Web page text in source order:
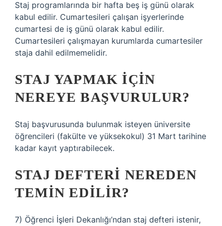
Staj programlarında bir hafta beş iş günü olarak
kabul edilir. Cumartesileri çalışan işyerlerinde
cumartesi de iş günü olarak kabul edilir.
Cumartesileri çalışmayan kurumlarda cumartesiler
staja dahil edilmemelidir.
STAJ YAPMAK IÇIN
NEREYE BAŞVURULUR?
Staj başvurusunda bulunmak isteyen üniversite
öğrencileri (fakülte ve yüksekokul) 31 Mart tarihine
kadar kayıt yaptırabilecek.
STAJ DEFTERI NEREDEN
TEMIN EDILIR?
7) Öğrenci İşleri Dekanlığı’ndan staj defteri istenir,